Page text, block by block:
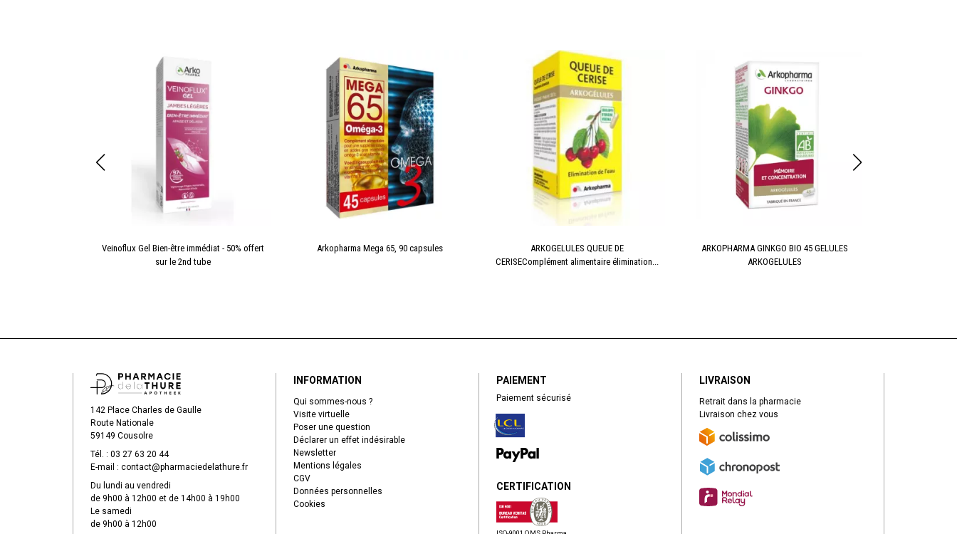
Veinoflux Gel Bien-être immédiat - 50% offert
sur le 2nd tube
Arkopharma Mega 65, 90 capsules
ARKOGELULES QUEUE DE
CERISEComplément alimentaire élimination...
ARKOPHARMA GINKGO BIO 45 GELULES
ARKOGELULES
142 Place Charles de Gaulle
Route Nationale
59149 Cousolre
Tél. : 03 27 63 20 44
E-mail : contact@pharmaciedelathure.fr
Du lundi au vendredi
de 9h00 à 12h00 et de 14h00 à 19h00
Le samedi
de 9h00 à 12h00
INFORMATION
Qui sommes-nous ?
Visite virtuelle
Poser une question
Déclarer un effet indésirable
Newsletter
Mentions légales
CGV
Données personnelles
Cookies
PAIEMENT
Paiement sécurisé
CERTIFICATION
LIVRAISON
Retrait dans la pharmacie
Livraison chez vous